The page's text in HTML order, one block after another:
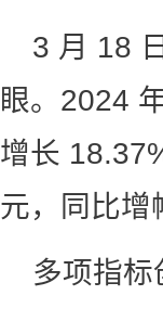
3 月 18
眼。2024
增长
元，同比增
多项指标